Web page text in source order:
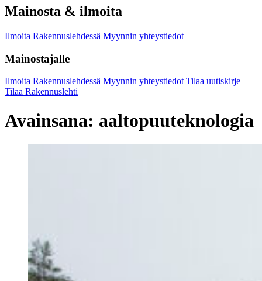
Mainosta & ilmoita
Ilmoita Rakennuslehdessä Myynnin yhteystiedot
Mainostajalle
Ilmoita Rakennuslehdessä Myynnin yhteystiedot Tilaa uutiskirje
Tilaa Rakennuslehti
Avainsana: aaltopuuteknologia